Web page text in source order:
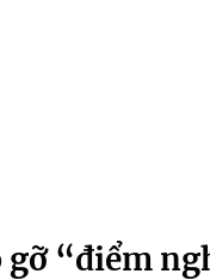
gỡ “điểm